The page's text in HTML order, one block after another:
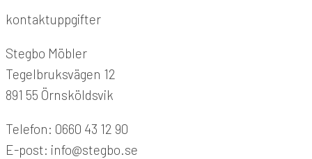
kontaktuppgifter
Stegbo Möbler
Tegelbruksvägen 12
891 55 Örnsköldsvik
Telefon: 0660 43 12 90
E-post: info@stegbo.se